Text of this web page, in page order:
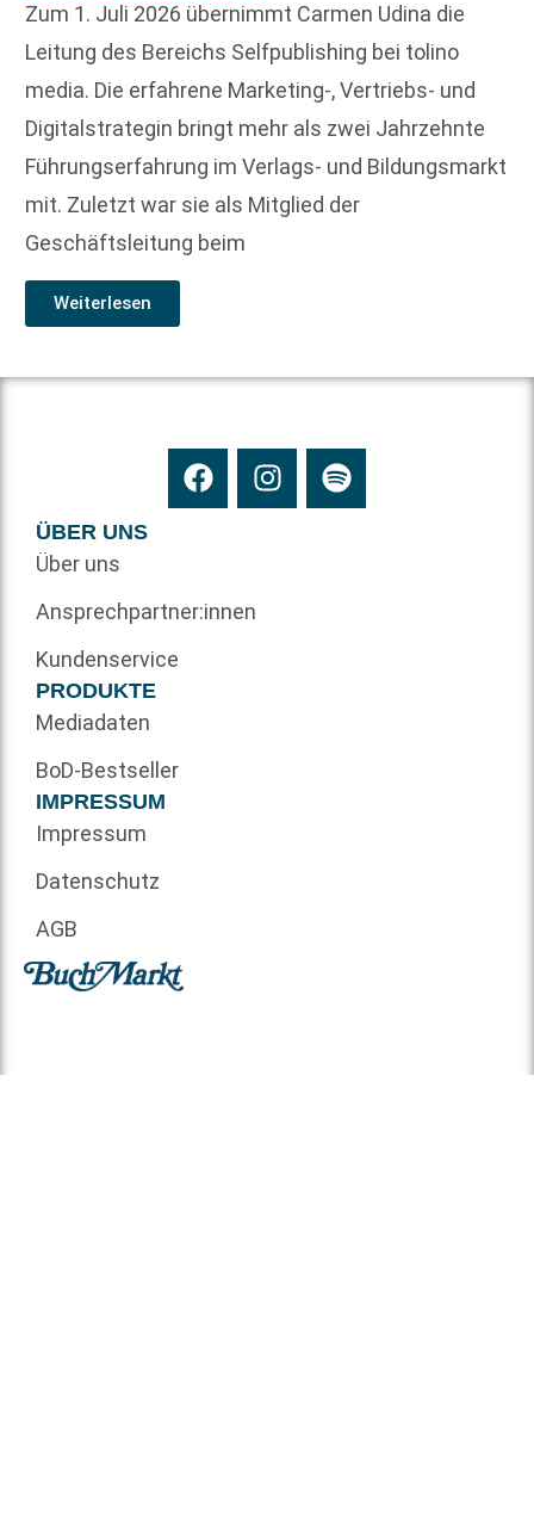
Zum 1. Juli 2026 übernimmt Carmen Udina die
Leitung des Bereichs Selfpublishing bei tolino
media. Die erfahrene Marketing-, Vertriebs- und
Digitalstrategin bringt mehr als zwei Jahrzehnte
Führungserfahrung im Verlags- und Bildungsmarkt
mit. Zuletzt war sie als Mitglied der
Geschäftsleitung beim
Weiterlesen
ÜBER UNS
Über uns
Ansprechpartner:innen
Kundenservice
PRODUKTE
Mediadaten
BoD-Bestseller
IMPRESSUM
Impressum
Datenschutz
AGB